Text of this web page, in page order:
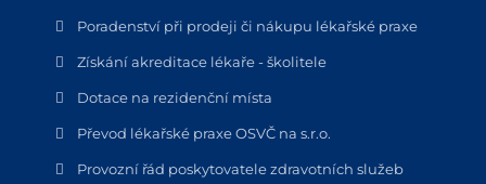
Poradenství při prodeji či nákupu lékařské praxe
Získání akreditace lékaře - školitele
Dotace na rezidenční místa
Převod lékařské praxe OSVČ na s.r.o.
Provozní řád poskytovatele zdravotních služeb